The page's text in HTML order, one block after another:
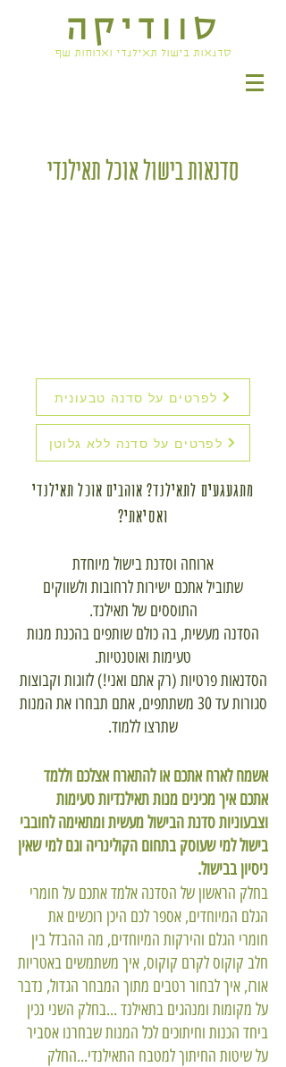
סוודיקה
סדנאות בישול תאילנדי וארוחות שף
סדנאות בישול אוכל תאילנדי
לפרטים על סדנה טבעונית
לפרטים על סדנה ללא גלוטן
מתגעגעים לתאילנד? אוהבים אוכל תאילנדי
ואסיאתי?
ארוחה וסדנת בישול מיוחדת
שתוביל אתכם ישירות לרחובות ולשווקים
התוססים של תאילנד.
הסדנה מעשית, בה כולם שותפים בהכנת מנות
טעימות ואוטנטיות.
הסדנאות פרטיות (רק אתם ואני!) לזוגות וקבוצות
סגורות עד 30 משתתפים, אתם תבחרו את המנות
שתרצו ללמוד.
אשמח לארח אתכם או להתארח אצלכם וללמד
אתכם איך מכינים מנות תאילנדיות טעימות
וצבעוניות סדנת הבישול מעשית ומתאימה לחובבי
בישול למי שעוסק בתחום הקולינריה וגם למי שאין
ניסיון בבישול.
בחלק הראשון של הסדנה אלמד אתכם על חומרי
הגלם המיוחדים, אספר לכם היכן רוכשים את
חומרי הגלם והירקות המיוחדים, מה ההבדל בין
חלב קוקוס לקרם קוקוס, איך משתמשים באטריות
אורז, איך לבחור רטבים מתוך המבחר הגדול, נדבר
על מקומות ומנהגים בתאילנד ...בחלק השני נכין
ביחד הכנות וחיתוכים לכל המנות שבחרנו אסביר
על שיטות החיתוך למטבח התאילנדי...החלק